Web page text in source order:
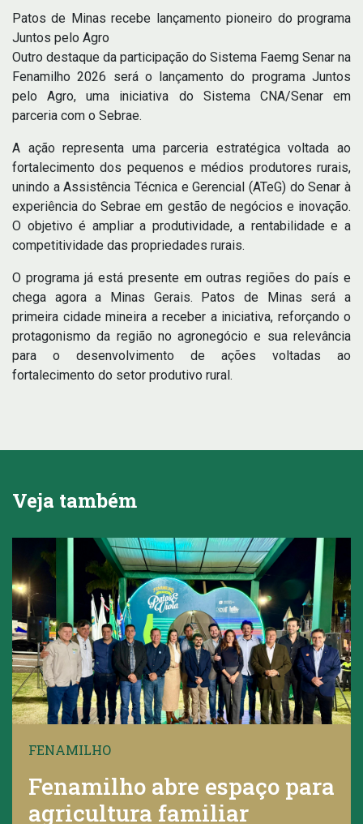
Patos de Minas recebe lançamento pioneiro do programa
Juntos pelo Agro
Outro destaque da participação do Sistema Faemg Senar na
Fenamilho 2026 será o lançamento do programa Juntos
pelo Agro, uma iniciativa do Sistema CNA/Senar em
parceria com o Sebrae.
A ação representa uma parceria estratégica voltada ao
fortalecimento dos pequenos e médios produtores rurais,
unindo a Assistência Técnica e Gerencial (ATeG) do Senar à
experiência do Sebrae em gestão de negócios e inovação.
O objetivo é ampliar a produtividade, a rentabilidade e a
competitividade das propriedades rurais.
O programa já está presente em outras regiões do país e
chega agora a Minas Gerais. Patos de Minas será a
primeira cidade mineira a receber a iniciativa, reforçando o
protagonismo da região no agronegócio e sua relevância
para o desenvolvimento de ações voltadas ao
fortalecimento do setor produtivo rural.
Veja também
FENAMILHO
Fenamilho abre espaço para
agricultura familiar